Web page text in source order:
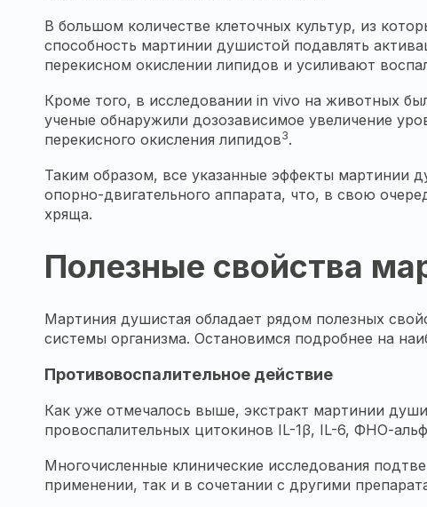
В большом количестве клеточных культур, из
способность мартинии душистой подавлять
перекисном окислении липидов и усиливают
Кроме того, в исследовании in vivo на животных
ученые обнаружили дозозависимое увеличение
перекисного окисления липидов3.
Таким образом, все указанные эффекты мартинии
опорно-двигательного аппарата, что, в свою
хряща.
Полезные свойства
Мартиния душистая обладает рядом полезных
системы организма. Остановимся подробнее на
Противовоспалительное действие
Как уже отмечалось выше, экстракт мартинии
провоспалительных цитокинов IL-1β, IL-6, ФНО-
Многочисленные клинические исследования
применении, так и в сочетании с другими